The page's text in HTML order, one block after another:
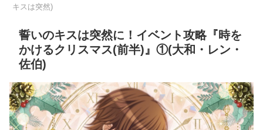
キスは突然)
誓いのキスは突然に！イベント攻略『時を
かけるクリスマス(前半)』①(大和・レン・
佐伯)